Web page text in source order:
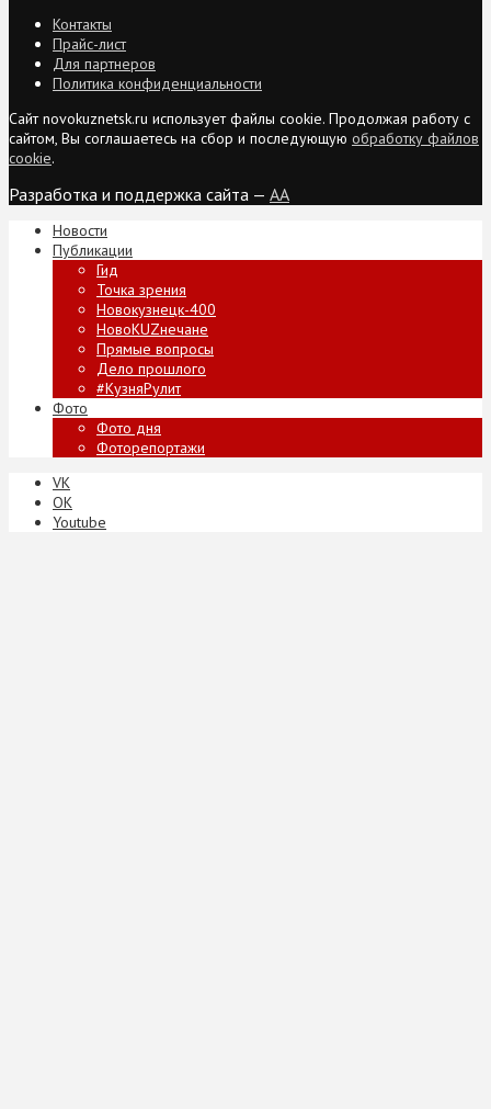
Контакты
Прайс-лист
Для партнеров
Политика конфиденциальности
Сайт novokuznetsk.ru использует файлы cookie. Продолжая работу с
сайтом, Вы соглашаетесь на сбор и последующую обработку файлов
cookie.
Разработка и поддержка сайта — AA
Новости
Публикации
Гид
Точка зрения
Новокузнецк-400
НовоKUZнечане
Прямые вопросы
Дело прошлого
#КузняРулит
Фото
Фото дня
Фоторепортажи
VK
ОК
Youtube